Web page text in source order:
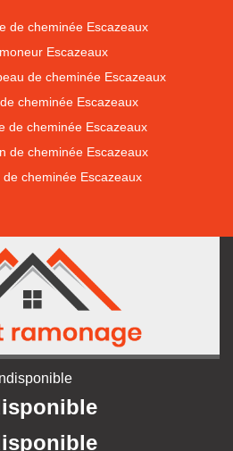
de cheminée Escazeaux
Escazeaux
de cheminée Escazeaux
cheminée Escazeaux
de cheminée Escazeaux
de cheminée Escazeaux
de cheminée Escazeaux